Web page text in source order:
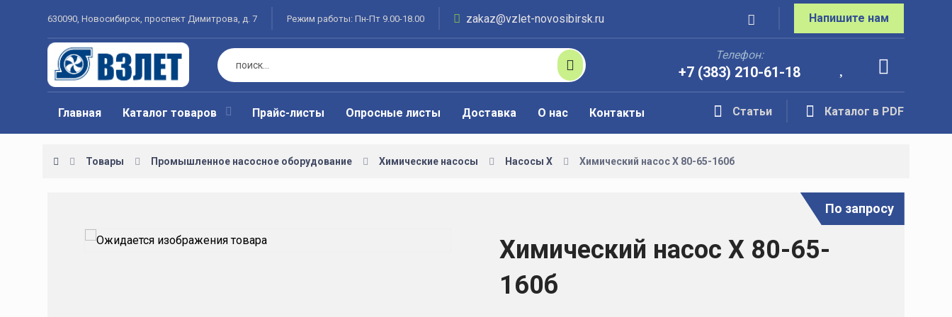
630090, Новосибирск, проспект Димитрова, д. 7 Режим работы: Пн-Пт 9.00-18.00 zakaz@vzlet-novosibirsk.ru Напишите нам
Телефон:
+7 (383) 210-61-18
Главная Каталог товаров Прайс-листы Опросные листы Доставка О нас Контакты Каталог в PDF
Статьи
Товары Промышленное насосное оборудование Химические насосы Насосы Х Химический насос Х 80-65-160б
Химический насос Х 80-65-
160б
По запросу